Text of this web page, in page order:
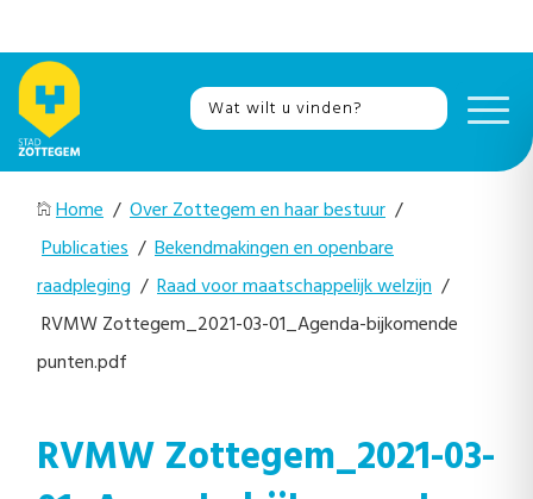
Home / Over Zottegem en haar bestuur /
Publicaties / Bekendmakingen en openbare
raadpleging / Raad voor maatschappelijk welzijn /
RVMW Zottegem_2021-03-01_Agenda-bijkomende
punten.pdf
RVMW Zottegem_2021-03-